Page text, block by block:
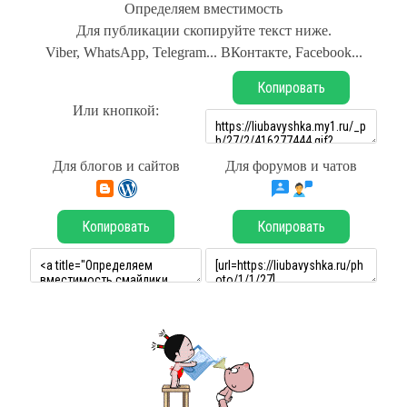
Определяем вместимость
Для публикации скопируйте текст ниже.
Viber, WhatsApp, Telegram... ВКонтакте, Facebook...
Или кнопкой:
Копировать
Для блогов и сайтов Для форумов и чатов
Копировать Копировать